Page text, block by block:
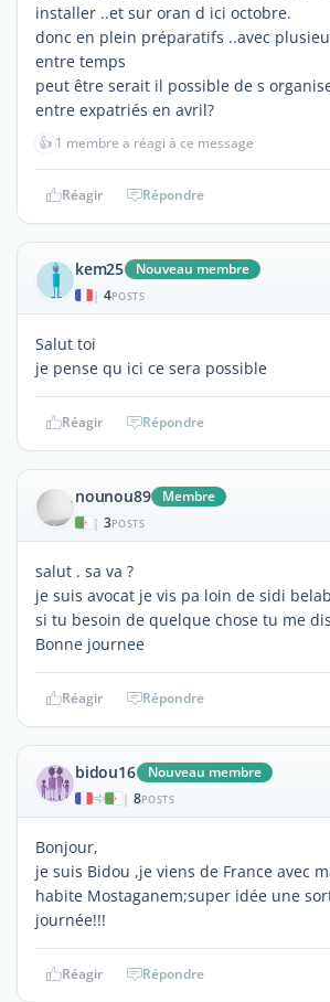
installer ..et sur oran d ici octobre.
donc en plein préparatifs ..avec
entre temps
peut être serait il possible de s
entre expatriés en avril?
👍 1 membre a réagi à ce message
Réagir Répondre
kem25 Nouveau membre
| 4POSTS
Salut toi
je pense qu ici ce sera possible
Réagir Répondre
nounou89 Membre
| 3POSTS
salut . sa va ?
je suis avocat je vis pa loin de sidi
si tu besoin de quelque chose tu me
Bonne journee
Réagir Répondre
bidou16 Nouveau membre
| 8POSTS
Bonjour,
je suis Bidou ,je viens de France avec
habite Mostaganem;super idée une
journée!!!
Réagir Répondre